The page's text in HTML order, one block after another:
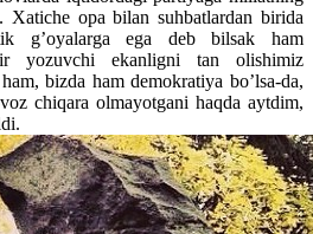
opa bilan suhbatlardan birida
g’oyalarga ega deb bilsak ham
yozuvchi ekanligni tan olishimiz
bizda ham demokratiya bo’lsa-da,
chiqara olmayotgani haqda aytdim,